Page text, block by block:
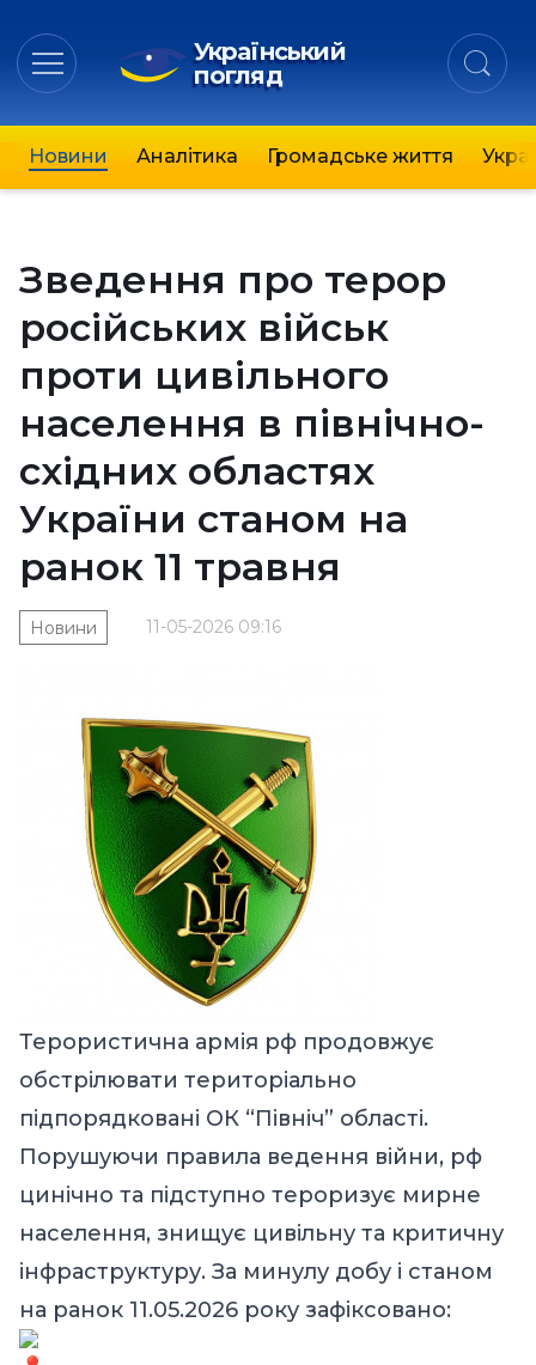
Український
погляд
Новини Аналітика Громадське життя
Зведення про терор
російських військ
проти цивільного
населення в північно-
східних областях
України станом на
ранок 11 травня
11-05-2026 09:16
Новини
Терористична армія рф продовжує
обстрілювати територіально
підпорядковані ОК “Північ” області.
Порушуючи правила ведення війни, рф
цинічно та підступно тероризує мирне
населення, знищує цивільну та критичну
інфраструктуру. За минулу добу і станом
на ранок 11.05.2026 року зафіксовано: